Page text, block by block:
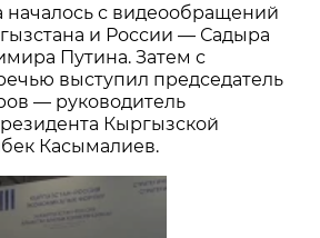
с видеообращений
и России — Садыра
Путина. Затем с
выступил председатель
— руководитель
Кыргызской
Касымалиев.